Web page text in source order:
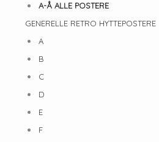
A-Å ALLE POSTERE
GENERELLE RETRO HYTTEPOSTERE
A
B
C
D
E
F